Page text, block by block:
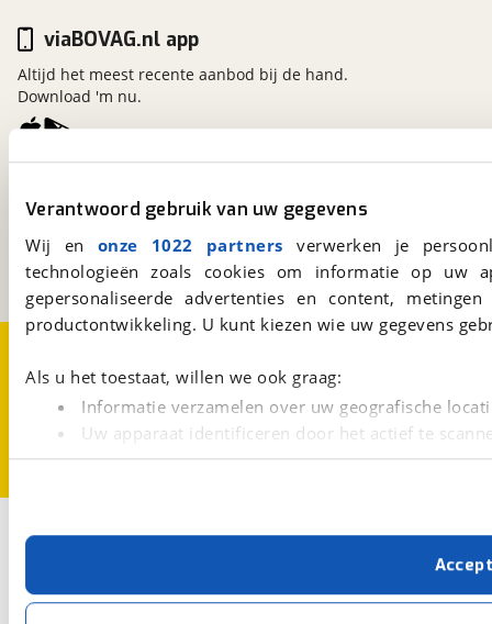
Verantwoord gebruik van uw gegevens
Wij en onze 1022 partners verwerken je
technologieën zoals cookies om informatie op
gepersonaliseerde advertenties en content,
productontwikkeling. U kunt kiezen wie uw gegevens
Als u het toestaat, willen we ook graag:
Informatie verzamelen over uw geografische
Uw apparaat identificeren door het actief te
Lees meer over hoe uw persoonlijke gegevens worden
Met cookies en vergelijkbare technieken zorgen we
cookies zorgen ervoor dat de website goed werkt.
verbeteren. We tonen je graag relevante advertenties
Kosterijland15
Een initiatief van
BOVAG
viaBOVAG.nl app
Altijd het meest recente aanbod bij de hand.
Download 'm nu.
Cookievoorkeuren
Vacatures